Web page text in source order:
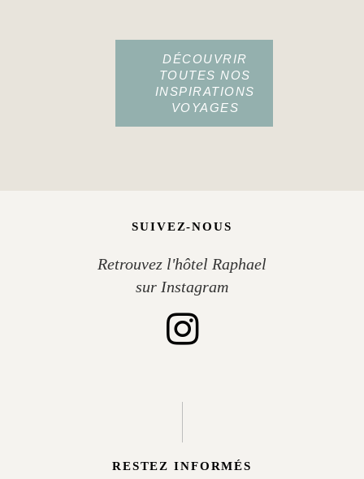
DÉCOUVRIR
TOUTES NOS
INSPIRATIONS
VOYAGES
SUIVEZ-NOUS
Retrouvez l'hôtel Raphael
sur Instagram
RESTEZ INFORMÉS